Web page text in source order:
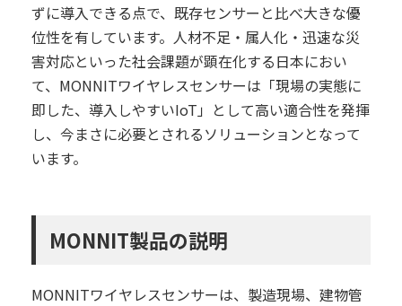
ずに導入できる点で、既存センサーと比べ大きな優
位性を有しています。人材不足・属人化・迅速な災
害対応といった社会課題が顕在化する日本におい
て、MONNITワイヤレスセンサーは「現場の実態に
即した、導入しやすいIoT」として高い適合性を発揮
し、今まさに必要とされるソリューションとなって
います。
MONNIT製品の説明
MONNITワイヤレスセンサーは、製造現場、建物管